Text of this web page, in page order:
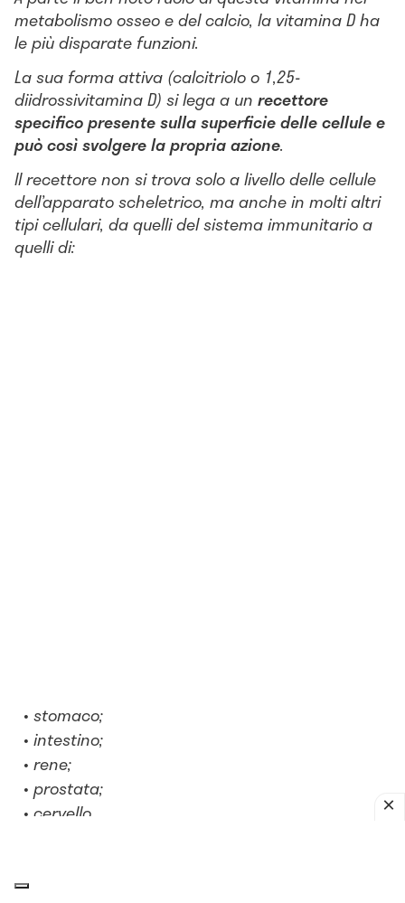
metabolismo osseo e del calcio, la vitamina D ha
le più disparate funzioni.
La sua forma attiva (calcitriolo o 1,25-
diidrossivitamina D) si lega a un recettore
specifico presente sulla superficie delle cellule e
può così svolgere la propria azione.
Il recettore non si trova solo a livello delle cellule
dell’apparato scheletrico, ma anche in molti altri
tipi cellulari, da quelli del sistema immunitario a
quelli di:
stomaco;
intestino;
rene;
prostata;
cervello.